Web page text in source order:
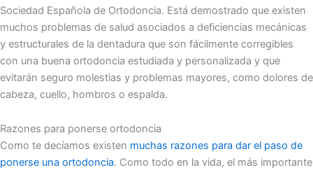
Sociedad Española de Ortodoncia. Está demostrado que existen
muchos problemas de salud asociados a deficiencias mecánicas
y estructurales de la dentadura que son fácilmente corregibles
con una buena ortodoncia estudiada y personalizada y que
evitarán seguro molestias y problemas mayores, como dolores de
cabeza, cuello, hombros o espalda.
Razones para ponerse ortodoncia
Como te decíamos existen muchas razones para dar el paso de
ponerse una ortodoncia. Como todo en la vida, el más importante